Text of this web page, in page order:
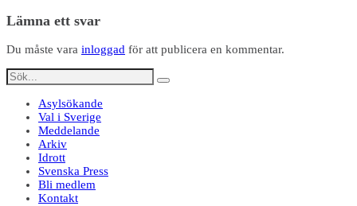
Lämna ett svar
Du måste vara inloggad för att publicera en kommentar.
Asylsökande
Val i Sverige
Meddelande
Arkiv
Idrott
Svenska Press
Bli medlem
Kontakt